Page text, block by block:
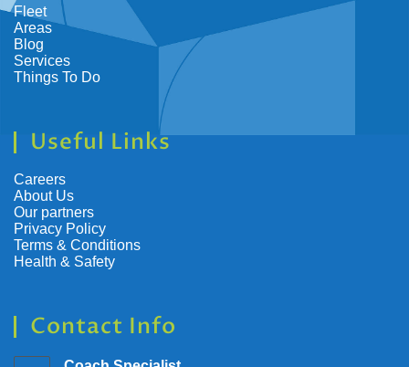
Fleet
Areas
Blog
Services
Things To Do
Useful Links
Careers
About Us
Our partners
Privacy Policy
Terms & Conditions
Health & Safety
Contact Info